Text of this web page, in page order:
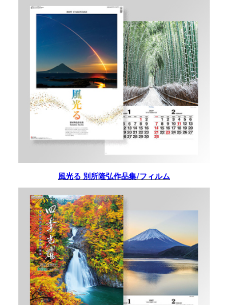
風光る 別所隆弘作品集/フィルム